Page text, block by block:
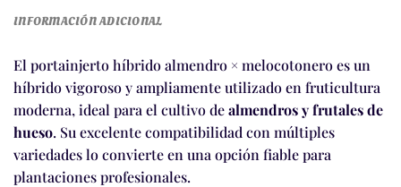
INFORMACIÓN ADICIONAL
El portainjerto híbrido almendro × melocotonero es un
híbrido vigoroso y ampliamente utilizado en fruticultura
moderna, ideal para el cultivo dealmendros y frutales de
hueso. Su excelente compatibilidad con múltiples
variedades lo convierte en una opción fiable para
plantaciones profesionales.